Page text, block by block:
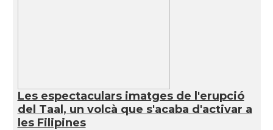
Les espectaculars imatges de l'erupció
del Taal, un volcà que s'acaba d'activar a
les Filipines